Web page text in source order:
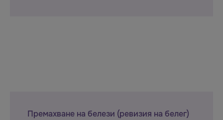
Премахване на белези (ревизия на белег)